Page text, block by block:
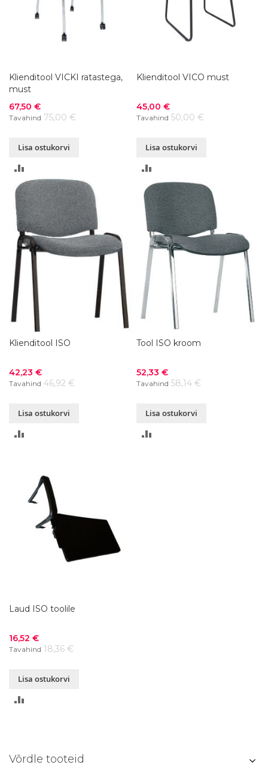
Klienditool VICKI ratastega,
must
Soodushind
67,50 €
Tavahind 75,00 €
Lisa ostukorvi
VÕRDLUSESSE
Klienditool VICO must
Soodushind
45,00 €
Tavahind 50,00 €
Lisa ostukorvi
VÕRDLUSESSE
Klienditool ISO
Soodushind
42,23 €
Tavahind 46,92 €
Lisa ostukorvi
Tool ISO kroom
Soodushind
52,33 €
Tavahind 58,14 €
Lisa ostukorvi
Laud ISO toolile
Soodushind
16,52 €
Tavahind 18,36 €
Lisa ostukorvi
Võrdle tooteid